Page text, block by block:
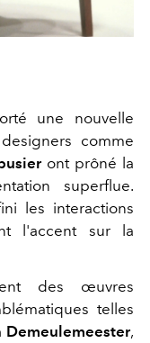
une nouvelle
comme
ont prôné la
superflue.
les interactions
l'accent sur la
des œuvres
telles
Demeulemeester,